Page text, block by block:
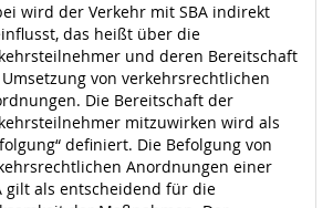
wird der Verkehr mit SBA indirekt
das heißt über die
und deren Bereitschaft
von verkehrsrechtlichen
Die Bereitschaft der
mitzuwirken wird als
definiert. Die Befolgung von
Anordnungen einer
gilt als entscheidend für die